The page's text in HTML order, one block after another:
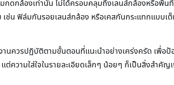
ดกล้องเท่านั้น ไม่ได้ครอบคลุมถึงเลนส์กล้องหรือพื้
ช่น ฟิล์มกันรอยเลนส์กล้อง หรือเคสกันกระแทกแบบเ
นควรปฏิบัติตามขั้นตอนที่แนะนำอย่างเคร่งครัด เพื่อ
ต่ความใส่ใจในรายละเอียดเล็กๆ น้อยๆ ก็เป็นสิ่งสำคั